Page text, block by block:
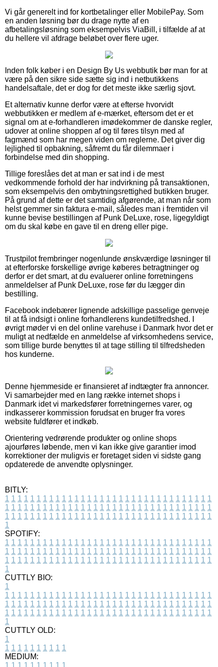
Vi går generelt ind for kortbetalinger eller MobilePay. Som
en anden løsning bør du drage nytte af en
afbetalingsløsning som eksempelvis ViaBill, i tilfælde af at
du hellere vil afdrage beløbet over flere uger.
Inden folk køber i en Design By Us webbutik bør man for at
være på den sikre side sætte sig ind i netbutikkens
handelsaftale, det er dog for det meste ikke særlig sjovt.
Et alternativ kunne derfor være at efterse hvorvidt
webbutikken er medlem af e-mærket, eftersom det er et
signal om at e-forhandleren imødekommer de danske regler,
udover at online shoppen af og til føres tilsyn med af
fagmænd som har megen viden om reglerne. Det giver dig
lejlighed til opbakning, såfremt du får dilemmaer i
forbindelse med din shopping.
Tillige foreslåes det at man er sat ind i de mest
vedkommende forhold der har indvirkning på transaktionen,
som eksempelvis den ombytningsrettighed butikken bruger.
På grund af dette er det samtidig afgørende, at man når som
helst gemmer sin faktura e-mail, således man i fremtiden vil
kunne bevise bestillingen af Punk DeLuxe, rose, ligegyldigt
om du skal købe en gave til en dreng eller pige.
Trustpilot frembringer nogenlunde ønskværdige løsninger til
at efterforske forskellige øvrige køberes betragtninger og
derfor er det smart, at du evaluerer online forretningens
anmeldelser af Punk DeLuxe, rose før du lægger din
bestilling.
Facebook indebærer lignende adskillige passelige genveje
til at få indsigt i online forhandlerens kundetilfredshed. I
øvrigt møder vi en del online varehuse i Danmark hvor det er
muligt at nedfælde en anmeldelse af virksomhedens service,
som tillige burde benyttes til at tage stilling til tilfredsheden
hos kunderne.
Denne hjemmeside er finansieret af indtægter fra annoncer.
Vi samarbejder med en lang række internet shops i
Danmark idet vi markedsfører forretningernes varer, og
indkasserer kommission forudsat en bruger fra vores
website fuldfører et indkøb.
Orientering vedrørende produkter og online shops
ajourføres løbende, men vi kan ikke give garantier imod
korrektioner der muligvis er foretaget siden vi sidste gang
opdaterede de anvendte oplysninger.
BITLY:
1 1 1 1 1 1 1 1 1 1 1 1 1 1 1 1 1 1 1 1 1 1 1 1 1 1 1 1 1 1 1 1 1
1 1 1 1 1 1 1 1 1 1 1 1 1 1 1 1 1 1 1 1 1 1 1 1 1 1 1 1 1 1 1 1 1
1 1 1 1 1 1 1 1 1 1 1 1 1 1 1 1 1 1 1 1 1 1 1 1 1 1 1 1 1 1 1 1 1
1
SPOTIFY:
1 1 1 1 1 1 1 1 1 1 1 1 1 1 1 1 1 1 1 1 1 1 1 1 1 1 1 1 1 1 1 1 1
1 1 1 1 1 1 1 1 1 1 1 1 1 1 1 1 1 1 1 1 1 1 1 1 1 1 1 1 1 1 1 1 1
1 1 1 1 1 1 1 1 1 1 1 1 1 1 1 1 1 1 1 1 1 1 1 1 1 1 1 1 1 1 1 1 1
1
CUTTLY BIO:
1
1 1 1 1 1 1 1 1 1 1 1 1 1 1 1 1 1 1 1 1 1 1 1 1 1 1 1 1 1 1 1 1 1
1 1 1 1 1 1 1 1 1 1 1 1 1 1 1 1 1 1 1 1 1 1 1 1 1 1 1 1 1 1 1 1 1
1 1 1 1 1 1 1 1 1 1 1 1 1 1 1 1 1 1 1 1 1 1 1 1 1 1 1 1 1 1 1 1 1
1
CUTTLY OLD:
1
1 1 1 1 1 1 1 1 1 1
MEDIUM:
1 1 1 1 1 1 1 1 1 1